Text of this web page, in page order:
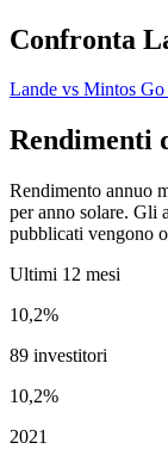
Confronta
Lande vs Mintos Go
Rendimenti
Rendimento annuo
per anno solare. Gli
pubblicati vengono
Ultimi 12 mesi
10,2%
89 investitori
10,2%
2021